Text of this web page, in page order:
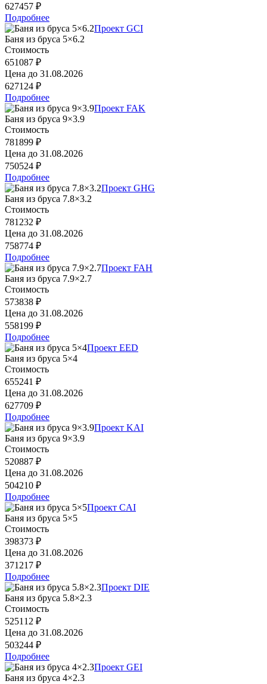
627457 ₽
Подробнее
Проект GCI
Баня из бруса 5×6.2
Стоимость
651087 ₽
Цена до 31.08.2026
627124 ₽
Подробнее
Проект FAK
Баня из бруса 9×3.9
Стоимость
781899 ₽
Цена до 31.08.2026
750524 ₽
Подробнее
Проект GHG
Баня из бруса 7.8×3.2
Стоимость
781232 ₽
Цена до 31.08.2026
758774 ₽
Подробнее
Проект FAH
Баня из бруса 7.9×2.7
Стоимость
573838 ₽
Цена до 31.08.2026
558199 ₽
Подробнее
Проект EED
Баня из бруса 5×4
Стоимость
655241 ₽
Цена до 31.08.2026
627709 ₽
Подробнее
Проект KAI
Баня из бруса 9×3.9
Стоимость
520887 ₽
Цена до 31.08.2026
504210 ₽
Подробнее
Проект CAI
Баня из бруса 5×5
Стоимость
398373 ₽
Цена до 31.08.2026
371217 ₽
Подробнее
Проект DIE
Баня из бруса 5.8×2.3
Стоимость
525112 ₽
Цена до 31.08.2026
503244 ₽
Подробнее
Проект GEI
Баня из бруса 4×2.3